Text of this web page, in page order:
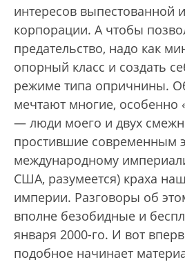
интересов выпестованной
корпорации. А чтобы
предательство, надо как
опорный класс и создать
режиме типа опричнины.
мечтают многие, особенно
— люди моего и двух
простившие современным
международному
США, разумеется) краха
империи. Разговоры об
вполне безобидные и
января 2000-го. И вот
подобное начинает